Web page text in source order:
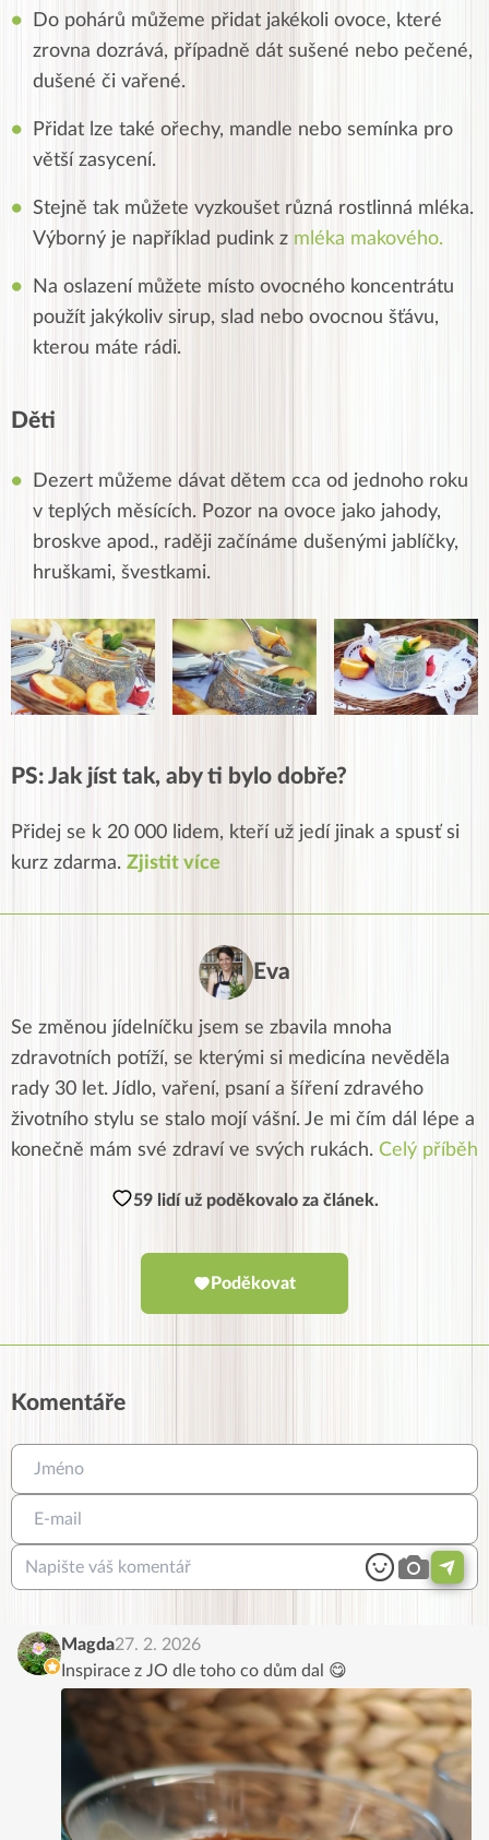
Do pohárů můžeme přidat jakékoli ovoce, které
zrovna dozrává, případně dát sušené nebo pečené,
dušené či vařené.
Přidat lze také ořechy, mandle nebo semínka pro
větší zasycení.
Stejně tak můžete vyzkoušet různá rostlinná mléka.
Výborný je například pudink z mléka makového.
Na oslazení můžete místo ovocného koncentrátu
použít jakýkoliv sirup, slad nebo ovocnou šťávu,
kterou máte rádi.
Děti
Dezert můžeme dávat dětem cca od jednoho roku
v teplých měsících. Pozor na ovoce jako jahody,
broskve apod., raději začínáme dušenými jablíčky,
hruškami, švestkami.
PS: Jak jíst tak, aby ti bylo dobře?
Přidej se k 20 000 lidem, kteří už jedí jinak a spusť si
kurz zdarma. Zjistit více
Eva
Se změnou jídelníčku jsem se zbavila mnoha
zdravotních potíží, se kterými si medicína nevěděla
rady 30 let. Jídlo, vaření, psaní a šíření zdravého
životního stylu se stalo mojí vášní. Je mi čím dál lépe a
konečně mám své zdraví ve svých rukách. Celý příběh
59 lidí už poděkovalo za článek.
Poděkovat
Komentáře
Magda27. 2. 2026
Inspirace z JO dle toho co dům dal 😋